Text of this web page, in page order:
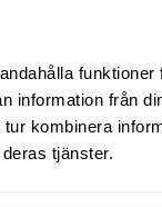
funktioner
information från
kombinera
tjänster.